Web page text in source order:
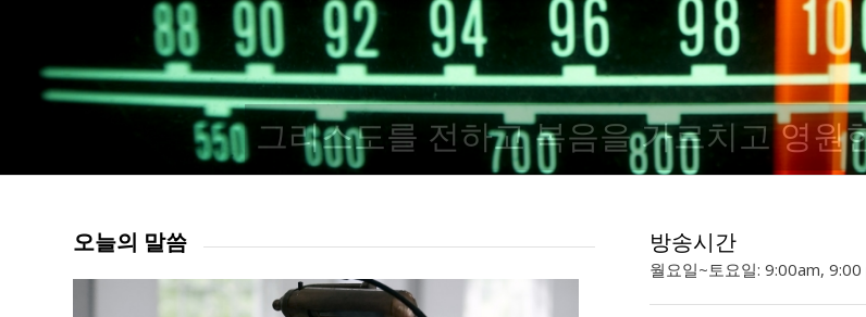
그리스도를 전하고 복음을 가르치고 영원
오늘의 말씀 방송시간
월요일~토요일: 9:00am, 9:00